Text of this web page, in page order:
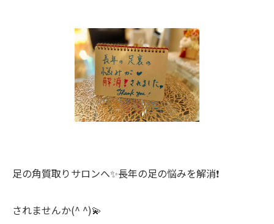
足の角質取りサロンへ✨長年の足の悩みを解消❗️
されませんか(^ ^)💫